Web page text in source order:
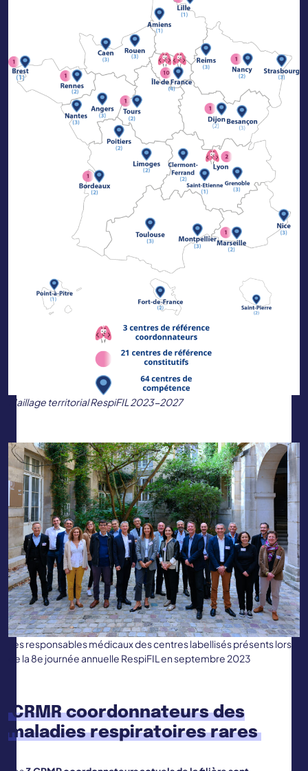
Maillage territorial RespiFIL 2023-2027
Les responsables médicaux des centres labellisés présents lors
de la 8e journée annuelle RespiFIL en septembre 2023
CRMR coordonnateurs des
maladies respiratoires rares